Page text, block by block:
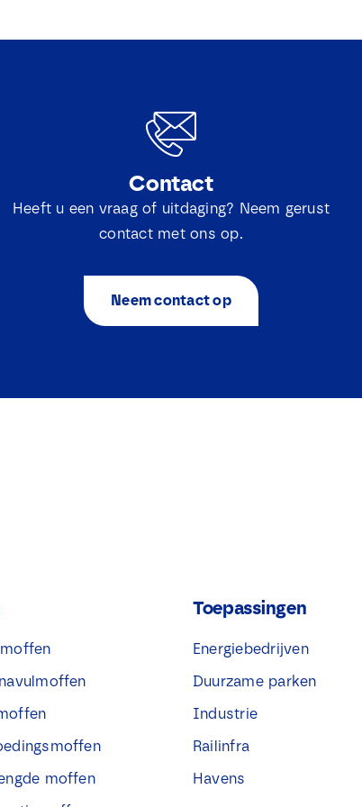
Contact
Heeft u een vraag of uitdaging? Neem gerust
contact met ons op.
Neem contact op
moffen
Toepassingen
Energiebedrijven
Duurzame parken
Industrie
Railinfra
Havens